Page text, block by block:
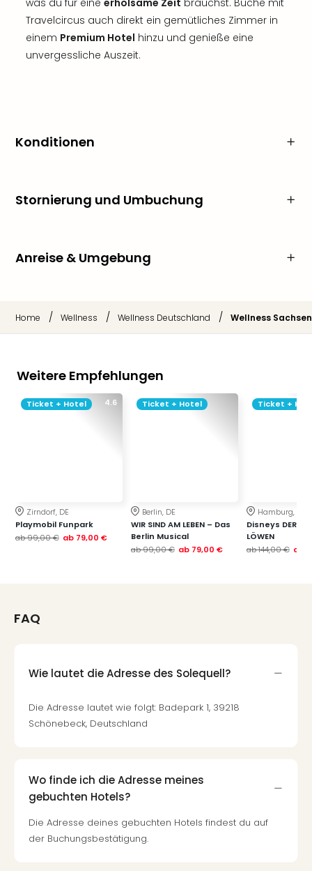
was du für eine erholsame Zeit brauchst. Buche mit
Travelcircus auch direkt ein gemütliches Zimmer in
einem Premium Hotel hinzu und genieße eine
unvergessliche Auszeit.
Konditionen
Stornierung und Umbuchung
Anreise & Umgebung
Home / Wellness / Wellness Deutschland / Wellness
Weitere Empfehlungen
4.6
Ticket + Hotel
Zirndorf, DE
Playmobil Funpark
ab99,00 € ab 79,00 €
Ticket + Hotel
Berlin, DE
WIR SIND AM LEBEN – Das
Berlin Musical
ab99,00 € ab 79,00 €
Ticket +
Hamburg, DE
Disneys DER
LÖWEN
ab144,00 € ab
FAQ
Wie lautet die Adresse des Solequell?
Die Adresse lautet wie folgt: Badepark 1, 39218
Schönebeck, Deutschland
Wo finde ich die Adresse meines
gebuchten Hotels?
Die Adresse deines gebuchten Hotels findest du auf
der Buchungsbestätigung.